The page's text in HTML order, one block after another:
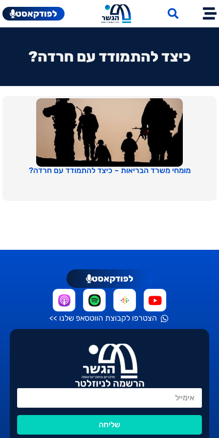
לפודקאסט
כיצד להתמודד עם חרדה?
מומחי משרד הבריאות – כיצד להתמודד עם חרדה?
לפודקאסט
הצטרפו לקבוצת הווטסאפ שלנו >>
הרשמה לניוזלטר
שליחה